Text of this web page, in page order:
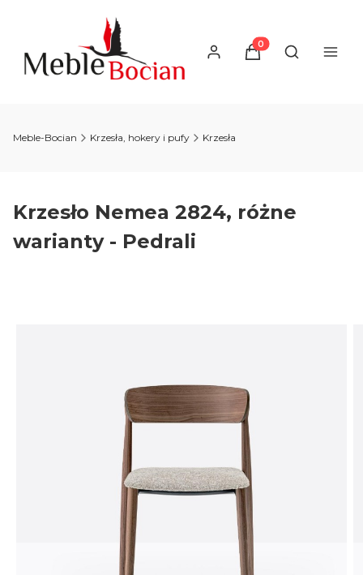
Produkty w
Otwórz
Meble-Bocian Krzesła, hokery i pufy Krzesła
Krzesło Nemea 2824, różne
warianty - Pedrali